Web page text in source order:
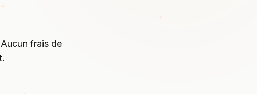
frais de